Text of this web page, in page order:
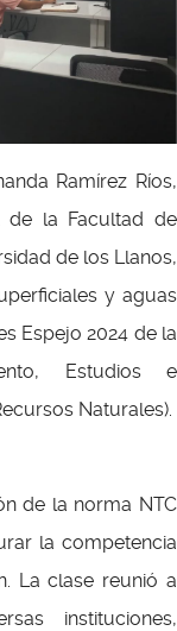
Ramírez Ríos,
de la Facultad de
de los Llanos,
y aguas
Espejo 2024 de la
Estudios e
Naturales).
de la norma NTC
la competencia
La clase reunió a
instituciones,